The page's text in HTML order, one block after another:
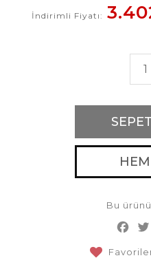
İndirimli Fiyatı
Bu